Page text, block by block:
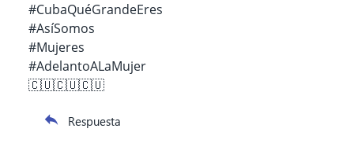
#CubaQuéGrandeEres
#AsíSomos
#Mujeres
#AdelantoALaMujer
🇨🇺🇨🇺🇨🇺
Respuesta